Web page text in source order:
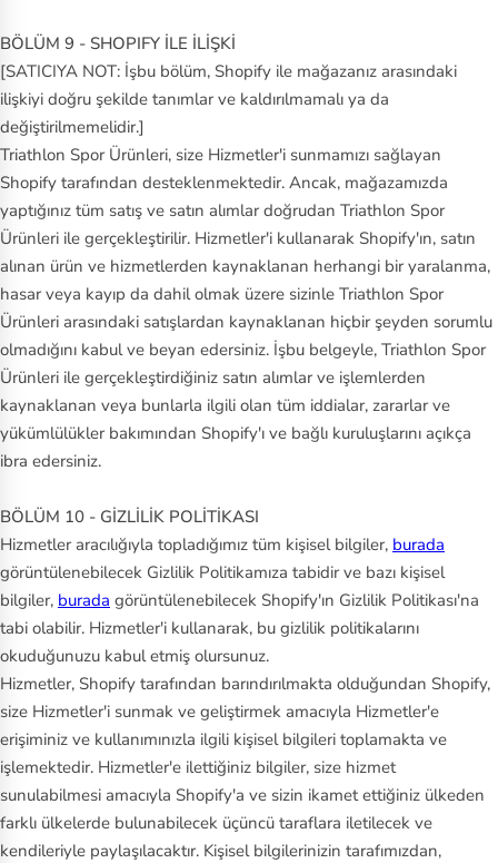
BÖLÜM 9 - SHOPIFY İLE İLİŞKİ
[SATICIYA NOT: İşbu bölüm, Shopify ile mağazanız arasındaki
ilişkiyi doğru şekilde tanımlar ve kaldırılmamalı ya da
değiştirilmemelidir.]
Triathlon Spor Ürünleri, size Hizmetler'i sunmamızı sağlayan
Shopify tarafından desteklenmektedir. Ancak, mağazamızda
yaptığınız tüm satış ve satın alımlar doğrudan Triathlon Spor
Ürünleri ile gerçekleştirilir. Hizmetler'i kullanarak Shopify'ın, satın
alınan ürün ve hizmetlerden kaynaklanan herhangi bir yaralanma,
hasar veya kayıp da dahil olmak üzere sizinle Triathlon Spor
Ürünleri arasındaki satışlardan kaynaklanan hiçbir şeyden sorumlu
olmadığını kabul ve beyan edersiniz. İşbu belgeyle, Triathlon Spor
Ürünleri ile gerçekleştirdiğiniz satın alımlar ve işlemlerden
kaynaklanan veya bunlarla ilgili olan tüm iddialar, zararlar ve
yükümlülükler bakımından Shopify'ı ve bağlı kuruluşlarını açıkça
ibra edersiniz.
BÖLÜM 10 - GİZLİLİK POLİTİKASI
Hizmetler aracılığıyla topladığımız tüm kişisel bilgiler, burada
görüntülenebilecek Gizlilik Politikamıza tabidir ve bazı kişisel
bilgiler, burada görüntülenebilecek Shopify'ın Gizlilik Politikası'na
tabi olabilir. Hizmetler'i kullanarak, bu gizlilik politikalarını
okuduğunuzu kabul etmiş olursunuz.
Hizmetler, Shopify tarafından barındırılmakta olduğundan Shopify,
size Hizmetler'i sunmak ve geliştirmek amacıyla Hizmetler'e
erişiminiz ve kullanımınızla ilgili kişisel bilgileri toplamakta ve
işlemektedir. Hizmetler'e ilettiğiniz bilgiler, size hizmet
sunulabilmesi amacıyla Shopify'a ve sizin ikamet ettiğiniz ülkeden
farklı ülkelerde bulunabilecek üçüncü taraflara iletilecek ve
kendileriyle paylaşılacaktır. Kişisel bilgilerinizin tarafımızdan,